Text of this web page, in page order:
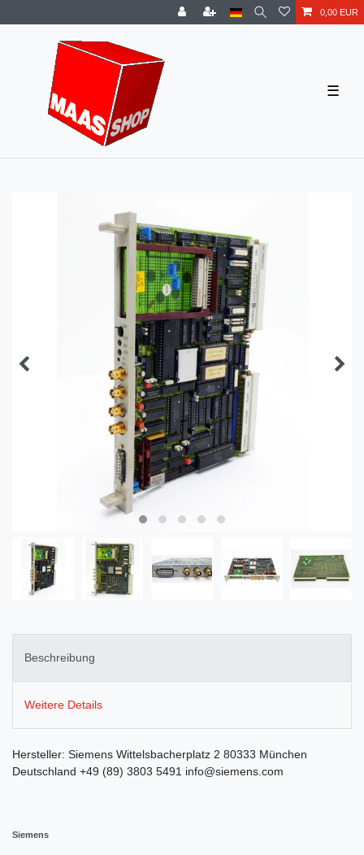
0,00 EUR
☰
Beschreibung
Weitere Details
Hersteller: Siemens Wittelsbacherplatz 2 80333 München
Deutschland +49 (89) 3803 5491 info@siemens.com
Siemens